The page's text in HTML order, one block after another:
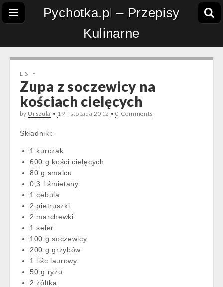
Pychotka.pl – Przepisy
Kulinarne
LISTY
Zupa z soczewicy na
kościach cielęcych
by Urszula • 19 listopada 2012 •0 Comments
Składniki:
1 kurczak
600 g kości cielęcych
80 g smalcu
0,3 l śmietany
1 cebula
2 pietruszki
2 marchewki
1 seler
100 g soczewicy
200 g grzybów
1 liśc laurowy
50 g ryżu
2 żółtka